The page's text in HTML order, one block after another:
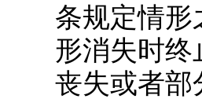
条规定情形
形消失时终
丧失或者部